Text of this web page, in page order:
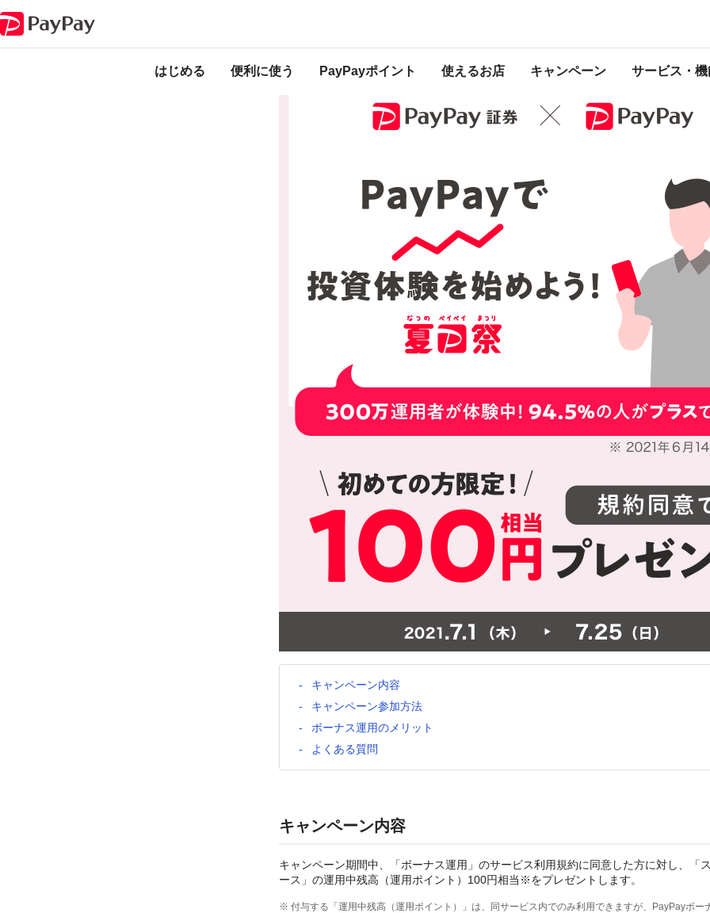
はじめる 便利に使う PayPayポイント 使えるお店 キャンペーン サービス・
ります。
キャンペーン内容
キャンペーン参加方法
ボーナス運用のメリット
よくある質問
キャンペーン内容
キャンペーン期間中、「ボーナス運用」のサービス利用規約に同意した方に対し、「
ース」の運用中残高（運用ポイント）100円相当※をプレゼントします。
※ 付与する「運用中残高（運用ポイント）」は、同サービス内でのみ利用できますが、PayPayボー